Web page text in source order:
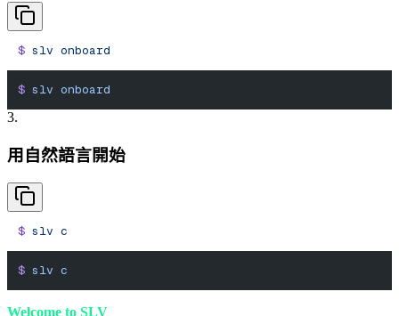
$ slv onboard
$ slv onboard
3.
用自然語言開始
$ slv c
$ slv c
Welcome to SLV